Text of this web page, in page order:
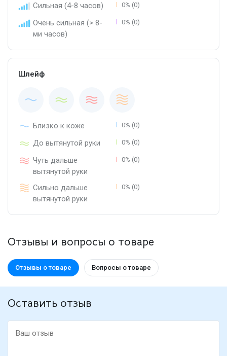
Сильная (4-8 часов) 0% (0)
Очень сильная (> 8-
ми часов)
0% (0)
Шлейф
Близко к коже 0% (0)
До вытянутой руки 0% (0)
Чуть дальше
вытянутой руки
0% (0)
Сильно дальше
вытянутой руки
0% (0)
Отзывы и вопросы о товаре
Отзывы о товаре Вопросы о товаре
Оставить отзыв